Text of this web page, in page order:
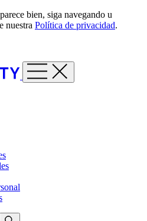
bien, siga navegando u
nuestra Política de privacidad.